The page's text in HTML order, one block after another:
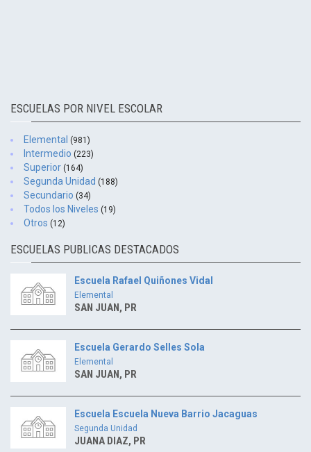
ESCUELAS POR NIVEL ESCOLAR
Elemental (981)
Intermedio (223)
Superior (164)
Segunda Unidad (188)
Secundario (34)
Todos los Niveles (19)
Otros (12)
ESCUELAS PUBLICAS DESTACADOS
Escuela Rafael Quiñones Vidal
Elemental
SAN JUAN, PR
Escuela Gerardo Selles Sola
Elemental
SAN JUAN, PR
Escuela Escuela Nueva Barrio Jacaguas
Segunda Unidad
JUANA DIAZ, PR